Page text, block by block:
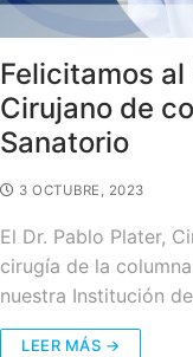
Felicitamos al
Cirujano de
Sanatorio
3 OCTUBRE, 2023
El Dr. Pablo Plater,
cirugía de la
nuestra Institución
LEER MÁS →